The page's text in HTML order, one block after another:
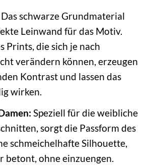
Das schwarze Grundmaterial
Leinwand für das Motiv.
Prints, die sich je nach
verändern können, erzeugen
Kontrast und lassen das
wirken.
Speziell für die weibliche
sorgt die Passform des
schmeichelhafte Silhouette,
betont, ohne einzuengen.